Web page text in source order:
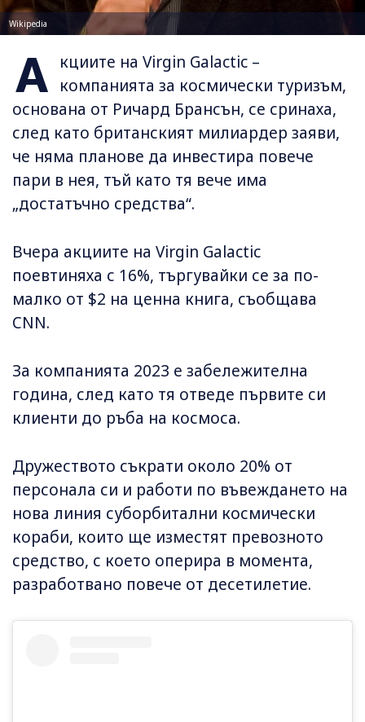
Wikipedia
А
кциите на Virgin Galactic –
компанията за космически туризъм,
основана от Ричард Брансън, се сринаха,
след като британският милиардер заяви,
че няма планове да инвестира повече
пари в нея, тъй като тя вече има
„достатъчно средства“.
Вчера акциите на Virgin Galactic
поевтиняха с 16%, търгувайки се за по-
малко от $2 на ценна книга, съобщава
CNN.
За компанията 2023 е забележителна
година, след като тя отведе първите си
клиенти до ръба на космоса.
Дружеството съкрати около 20% от
персонала си и работи по въвеждането на
нова линия суборбитални космически
кораби, които ще изместят превозното
средство, с което оперира в момента,
разработвано повече от десетилетие.